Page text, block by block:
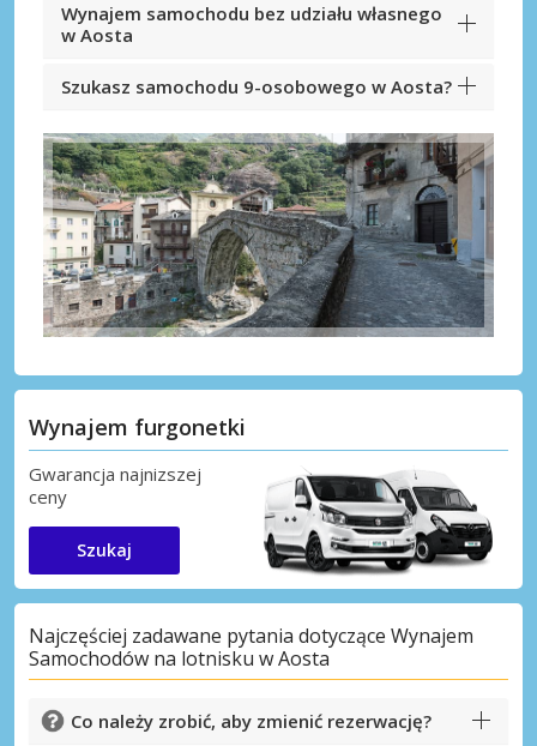
Wynajem samochodu bez udziału własnego
w Aosta
Szukasz samochodu 9-osobowego w Aosta?
Wynajem furgonetki
Gwarancja najnizszej
ceny
Szukaj
Najczęściej zadawane pytania dotyczące Wynajem
Samochodów na lotnisku w Aosta
Co należy zrobić, aby zmienić rezerwację?